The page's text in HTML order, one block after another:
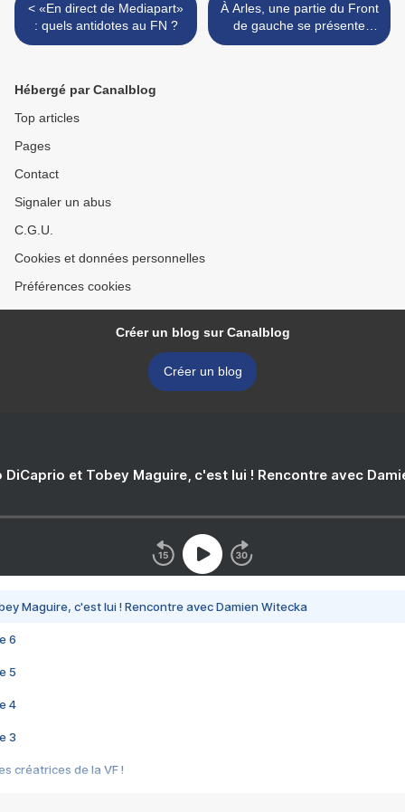
< «En direct de Mediapart»
: quels antidotes au FN ?
À Arles, une partie du Front
de gauche se présente
contre le maire PCF >
Hébergé par Canalblog
Top articles
Pages
Contact
Signaler un abus
C.G.U.
Cookies et données personnelles
Préférences cookies
Créer un blog sur Canalblog
Créer un blog
DiCaprio et Tobey Maguire, c'est lui ! Rencontre avec
Maguire, c'est lui ! Rencontre avec Damien Witecka
6
5
4
3
créatrices de la VF !